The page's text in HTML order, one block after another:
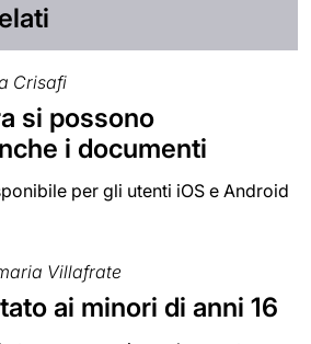
Crisafi
si possono
i documenti
per gli utenti iOS e Android
Villafrate
ai minori di anni 16